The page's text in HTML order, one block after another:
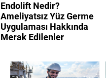
Endolift Nedir?
Ameliyatsız Yüz Germe
Uygulaması Hakkında
Merak Edilenler